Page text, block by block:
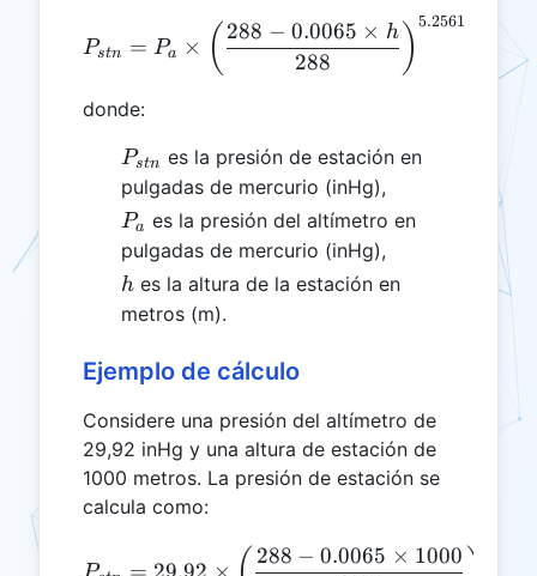
P_{stn} = P_a \times
Pstn = Pa × ( 288
288 − 0.0065 × h ) 5.2561
donde:
P_{stn}
Pstn es la presión de estación en
pulgadas de mercurio (inHg),
P_a
Pa es la presión del altímetro en
pulgadas de mercurio (inHg),
h
h es la altura de la estación en
metros (m).
Ejemplo de cálculo
Considere una presión del altímetro de
29,92 inHg y una altura de estación de
1000 metros. La presión de estación se
calcula como:
P_{stn} = 29.92 \times
288 − 0.0065 × 1000